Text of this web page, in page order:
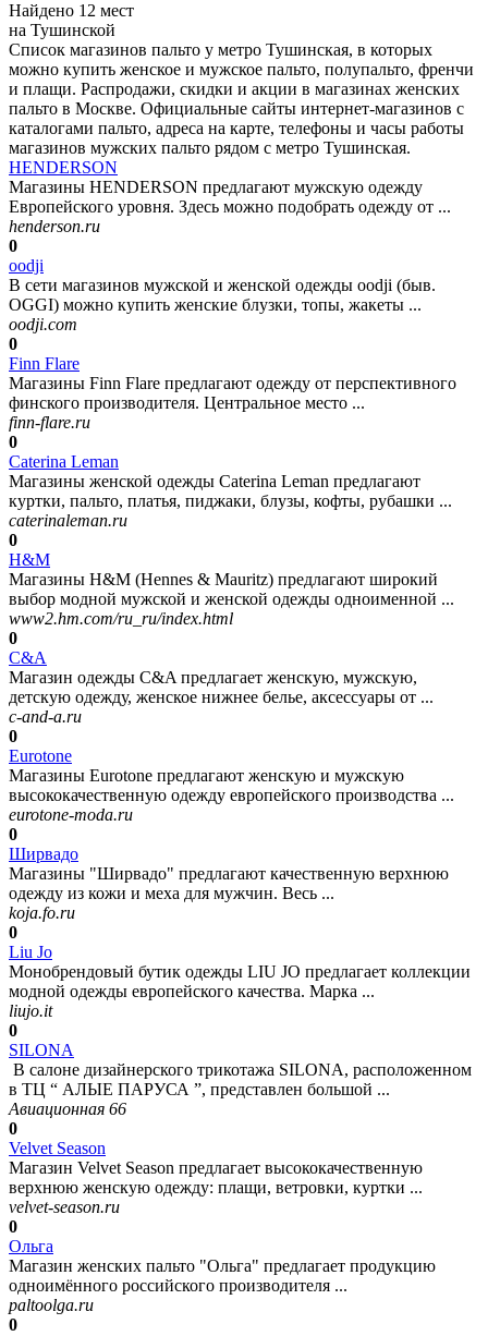
Найдено 12 мест
на Тушинской
Список магазинов пальто у метро Тушинская, в которых
можно купить женское и мужское пальто, полупальто, френчи
и плащи. Распродажи, скидки и акции в магазинах женских
пальто в Москве. Официальные сайты интернет-магазинов с
каталогами пальто, адреса на карте, телефоны и часы работы
магазинов мужских пальто рядом с метро Тушинская.
HENDERSON
Магазины HENDERSON предлагают мужскую одежду
Европейского уровня. Здесь можно подобрать одежду от ...
henderson.ru
0
oodji
В сети магазинов мужской и женской одежды oodji (быв.
OGGI) можно купить женские блузки, топы, жакеты ...
oodji.com
0
Finn Flare
Магазины Finn Flare предлагают одежду от перспективного
финского производителя. Центральное место ...
finn-flare.ru
0
Caterina Leman
Магазины женской одежды Caterina Leman предлагают
куртки, пальто, платья, пиджаки, блузы, кофты, рубашки ...
caterinaleman.ru
0
H&M
Магазины H&M (Hennes & Mauritz) предлагают широкий
выбор модной мужской и женской одежды одноименной ...
www2.hm.com/ru_ru/index.html
0
C&A
Магазин одежды C&A предлагает женскую, мужскую,
детскую одежду, женское нижнее белье, аксессуары от ...
c-and-a.ru
0
Eurotone
Магазины Eurotone предлагают женскую и мужскую
высококачественную одежду европейского производства ...
eurotone-moda.ru
0
Ширвадо
Магазины "Ширвадо" предлагают качественную верхнюю
одежду из кожи и меха для мужчин. Весь ...
koja.fo.ru
0
Liu Jo
Монобрендовый бутик одежды LIU JO предлагает коллекции
модной одежды европейского качества. Марка ...
liujo.it
0
SILONA
В салоне дизайнерского трикотажа SILONA, расположенном
в ТЦ “ АЛЫЕ ПАРУСА ”, представлен большой ...
Авиационная 66
0
Velvet Season
Магазин Velvet Season предлагает высококачественную
верхнюю женскую одежду: плащи, ветровки, куртки ...
velvet-season.ru
0
Ольга
Магазин женских пальто "Ольга" предлагает продукцию
одноимённого российского производителя ...
paltoolga.ru
0